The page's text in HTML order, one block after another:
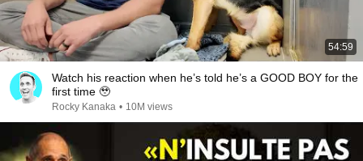
54:59
Watch his reaction when he’s told he’s a GOOD BOY for the
first time 🥹
Rocky Kanaka • 10M views